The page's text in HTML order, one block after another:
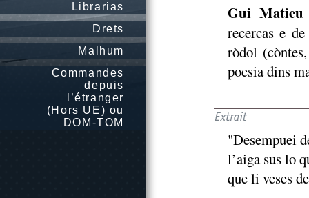
Librarias
Drets
Malhum
Commandes
depuis
l’étranger
(Hors UE) ou
DOM-TOM
Gui Matieu
recercas e
ròdol
poesia dins
"Desempuei
l’aiga sus lo
que li veses